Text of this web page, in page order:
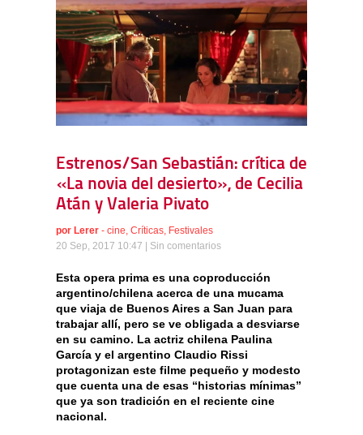
Estrenos/San Sebastián: crítica de
«La novia del desierto», de Cecilia
Atán y Valeria Pivato
por Lerer - cine, Críticas, Festivales
20 Sep, 2017 10:47 | Sin comentarios
Esta opera prima es una coproducción
argentino/chilena acerca de una mucama
que viaja de Buenos Aires a San Juan para
trabajar allí, pero se ve obligada a desviarse
en su camino. La actriz chilena Paulina
García y el argentino Claudio Rissi
protagonizan este filme pequeño y modesto
que cuenta una de esas “historias mínimas”
que ya son tradición en el reciente cine
nacional.